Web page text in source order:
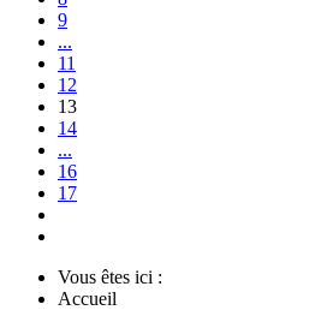
9
...
11
12
13
14
...
16
17
Vous êtes ici :
Accueil